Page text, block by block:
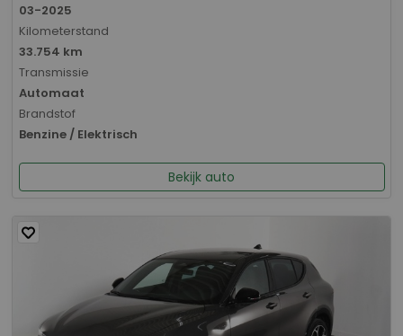
03-2025
Kilometerstand
33.754 km
Transmissie
Automaat
Brandstof
Benzine / Elektrisch
Bekijk auto